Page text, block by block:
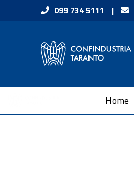
Vai ai contenuti099 734 5111 |
Home